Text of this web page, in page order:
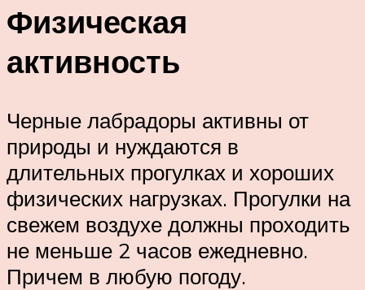
Физическая
активность
Черные лабрадоры активны от
природы и нуждаются в
длительных прогулках и хороших
физических нагрузках. Прогулки на
свежем воздухе должны проходить
не меньше 2 часов ежедневно.
Причем в любую погоду.